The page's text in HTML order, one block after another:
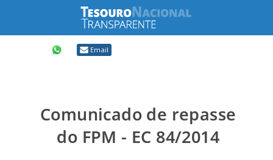
CompartilharEmail
Comunicado de repasse
do FPM - EC 84/2014